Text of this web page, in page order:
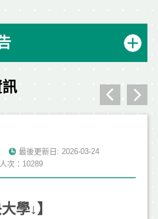
最後更新日: 2026-03-24
次：10289
學↓】